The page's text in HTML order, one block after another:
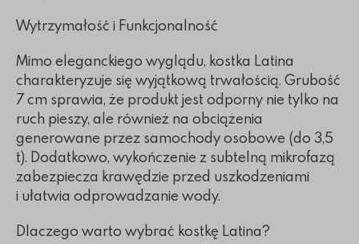
Wytrzymałość i Funkcjonalność
Mimo eleganckiego wyglądu, kostka Latina
charakteryzuje się wyjątkową trwałością. Grubość
7 cm sprawia, że produkt jest odporny nie tylko na
ruch pieszy, ale również na obciążenia
generowane przez samochody osobowe (do 3,5
t). Dodatkowo, wykończenie z subtelną mikrofazą
zabezpiecza krawędzie przed uszkodzeniami
i ułatwia odprowadzanie wody.
Dlaczego warto wybrać kostkę Latina?